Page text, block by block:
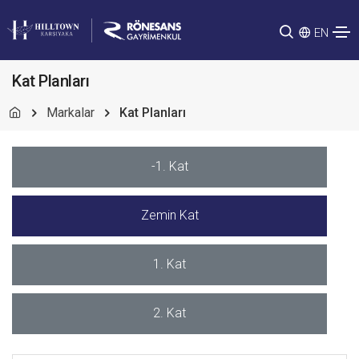
EN
Kat Planları
Markalar Kat Planları
-1. Kat
Zemin Kat
1. Kat
2. Kat